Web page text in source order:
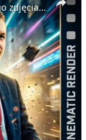
AI Video Generator: stwórz profesjonalne kinowe wideo z jednego zdjęcia i jednego promptu